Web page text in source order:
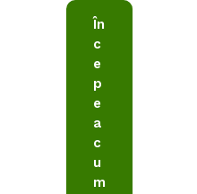
În
c
e
p
e
a
c
u
m